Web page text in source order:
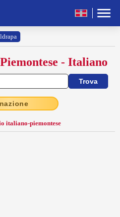
- Italiano
italiano-piemontese